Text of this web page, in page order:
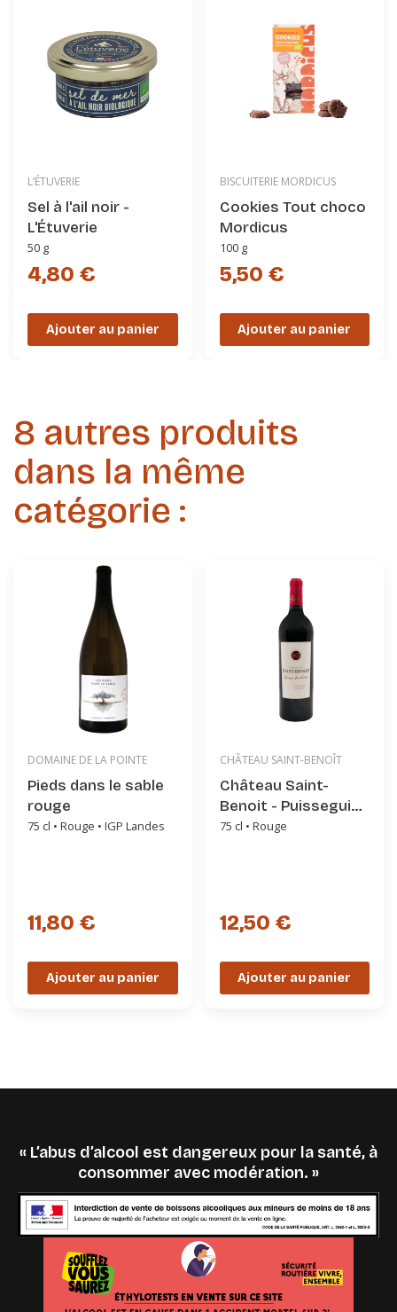
L’ÉTUVERIE
Sel à l'ail noir -
L'Étuverie
50 g
4,80 €
Ajouter au panier
BISCUITERIE MORDICUS
Cookies Tout choco
Mordicus
100 g
5,50 €
Ajouter au panier
8 autres produits
dans la même
catégorie :
DOMAINE DE LA POINTE
Pieds dans le sable
rouge
75 cl • Rouge • IGP Landes
11,80 €
Ajouter au panier
CHÂTEAU SAINT-BENOÎT
Château Saint-
Benoit - Puisseguin-
Saint-Emilion
75 cl • Rouge
12,50 €
Ajouter au panier
« L’abus d’alcool est dangereux pour la santé, à
consommer avec modération. »